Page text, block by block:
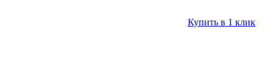
Купить в 1 клик